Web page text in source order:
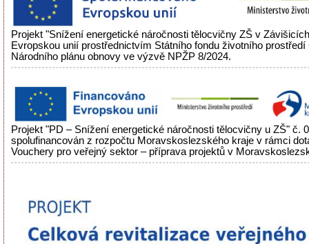
Projekt "Snížení energetické náročnosti tělocvičny ZŠ v
Evropskou unií prostřednictvím Státního fondu životního
Národního plánu obnovy ve výzvě NPŽP 8/2024.
Projekt "PD – Snížení energetické náročnosti tělocvičny u ZŠ" č.
spolufinancován z rozpočtu Moravskoslezského kraje v rámci
Vouchery pro veřejný sektor – příprava projektů v